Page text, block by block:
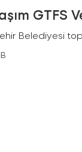
GTFS
Belediyesi